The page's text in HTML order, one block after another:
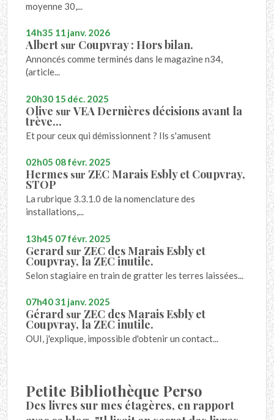
moyenne 30,...
14h35 11 janv. 2026
Albert sur Coupvray : Hors bilan.
Annoncés comme terminés dans le magazine n34,
(article...
20h30 15 déc. 2025
Olive surVEA Dernières décisions avant la
trève...
Et pour ceux qui démissionnent ? Ils s'amusent
02h05 08févr. 2025
Hermes sur ZEC Marais Esbly et Coupvray,
STOP
La rubrique 3.3.1.0 de la nomenclature des
installations,...
13h45 07févr. 2025
Gerard sur ZEC des Marais Esbly et
Coupvray, la ZEC inutile.
Selon stagiaire en train de gratter les terres laissées...
07h4031 janv. 2025
Gérard sur ZEC des Marais Esbly et
Coupvray, la ZEC inutile.
OUI, j'explique, impossible d'obtenir un contact...
Petite Bibliothèque Perso
Des livres sur mes étagères, en rapport